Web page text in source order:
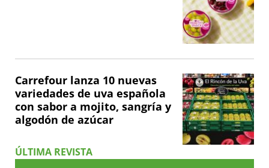
Carrefour lanza 10 nuevas
variedades de uva española
con sabor a mojito, sangría y
algodón de azúcar
ÚLTIMA REVISTA